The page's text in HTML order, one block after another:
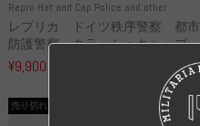
Repro Hat and Cap Police and other
レプリカ ドイツ秩序警察 都市
防護警察 クラッシュキャップ...
¥9,900
売り切れ